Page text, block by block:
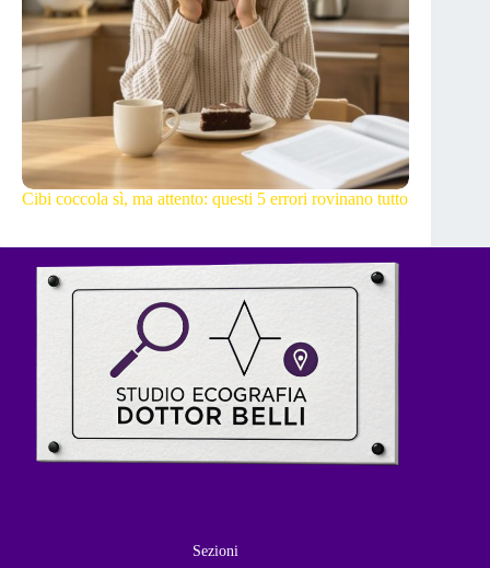
Cibi coccola sì, ma attento: questi 5 errori rovinano tutto
Sezioni